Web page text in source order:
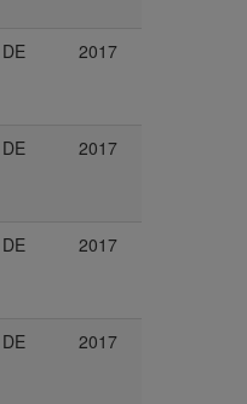
DE 2017
DE 2017
DE 2017
DE 2017